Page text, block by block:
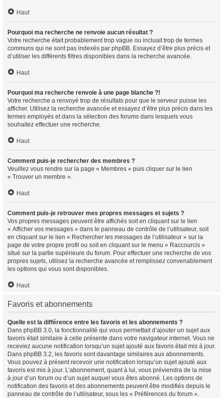
Haut
Pourquoi ma recherche ne renvoie aucun résultat ?
Votre recherche était probablement trop vague ou incluait trop de termes
communs qui ne sont pas indexés par phpBB. Essayez d’être plus précis et
d’utiliser les différents filtres disponibles dans la recherche avancée.
Haut
Pourquoi ma recherche renvoie à une page blanche ?!
Votre recherche a renvoyé trop de résultats pour que le serveur puisse les
afficher. Utilisez la recherche avancée et essayez d’être plus précis dans les
termes employés et dans la sélection des forums dans lesquels vous
souhaitez effectuer une recherche.
Haut
Comment puis-je rechercher des membres ?
Veuillez vous rendre sur la page « Membres » puis cliquer sur le lien
« Trouver un membre ».
Haut
Comment puis-je retrouver mes propres messages et sujets ?
Vos propres messages peuvent être affichés soit en cliquant sur le lien
« Afficher vos messages » dans le panneau de contrôle de l’utilisateur, soit
en cliquant sur le lien « Rechercher les messages de l’utilisateur » sur la
page de votre propre profil ou soit en cliquant sur le menu « Raccourcis »
situé sur la partie supérieure du forum. Pour effectuer une recherche de vos
propres sujets, utilisez la recherche avancée et remplissez convenablement
les options qui vous sont disponibles.
Haut
Favoris et abonnements
Quelle est la différence entre les favoris et les abonnements ?
Dans phpBB 3.0, la fonctionnalité qui vous permettait d’ajouter un sujet aux
favoris était similaire à celle présente dans votre navigateur internet. Vous ne
receviez aucune notification lorsqu’un sujet ajouté aux favoris était mis à jour.
Dans phpBB 3.2, les favoris sont davantage similaires aux abonnements.
Vous pouvez à présent recevoir une notification lorsqu’un sujet ajouté aux
favoris est mis à jour. L’abonnement, quant à lui, vous préviendra de la mise
à jour d’un forum ou d’un sujet auquel vous êtes abonné. Les options de
notification des favoris et des abonnements peuvent être modifiés depuis le
panneau de contrôle de l’utilisateur, sous les « Préférences du forum ».